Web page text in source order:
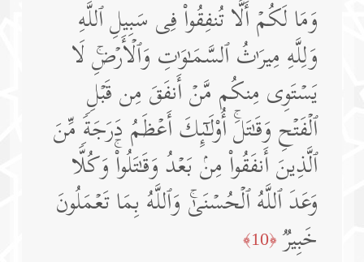
وَمَا لَكُمۡ أَلَّا تُنفِقُوا۟ فِی سَبِیلِ ٱللَّهِ
وَلِلَّهِ مِیرَ ٰ⁠ثُ ٱلسَّمَـٰوَ ٰ⁠تِ وَٱلۡأَرۡضِۚ لَا
یَسۡتَوِی مِنكُم مَّنۡ أَنفَقَ مِن قَبۡلِ
ٱلۡفَتۡحِ وَقَـٰتَلَۚ أُو۟لَـٰۤىِٕكَ أَعۡظَمُ دَرَجَةࣰ مِّنَ
ٱلَّذِینَ أَنفَقُوا۟ مِنۢ بَعۡدُ وَقَـٰتَلُوا۟ۚ وَكُلࣰّا
وَعَدَ ٱللَّهُ ٱلۡحُسۡنَىٰۚ وَٱللَّهُ بِمَا تَعۡمَلُونَ
خَبِیرࣱ ﴿10﴾